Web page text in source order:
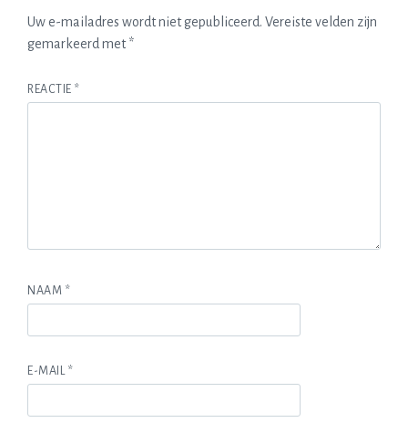
Uw e-mailadres wordt niet gepubliceerd. Vereiste velden zijn
gemarkeerd met*
REACTIE *
NAAM *
E-MAIL *